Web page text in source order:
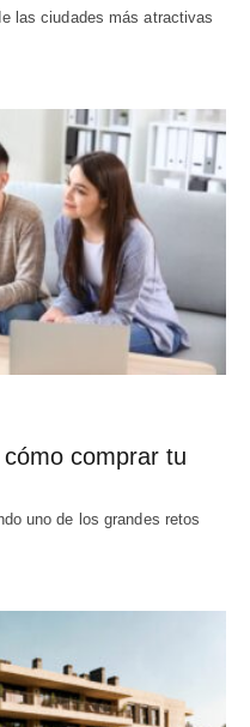
las ciudades más atractivas
comprar tu
uno de los grandes retos